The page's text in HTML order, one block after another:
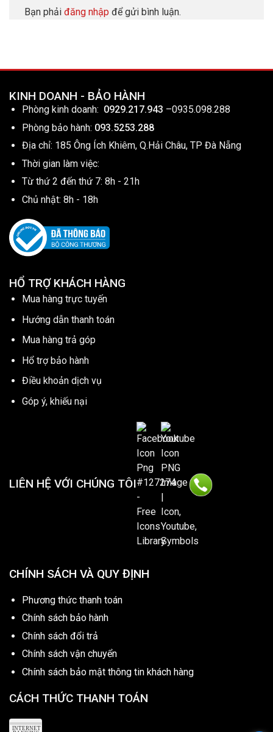
Bạn phải đăng nhập để gửi bình luận.
KINH DOANH - BẢO HÀNH
Phòng kinh doanh: 0929.217.943 –0935.098.288
Phòng bảo hành: 093.5253.288
Địa chỉ: 185 Ông Ích Khiêm, Q.Hải Châu, TP Đà Nẵng
Thời gian làm việc:
Từ thứ 2 đến thứ 7: 8h - 21h
Chủ nhật: 8h - 18h
HỔ TRỢ KHÁCH HÀNG
Mua hàng trực tuyến
Hướng dẫn thanh toán
Mua hàng trả góp
Hổ trợ bảo hành
Điều khoản dịch vụ
Góp ý, khiếu nại
LIÊN HỆ VỚI CHÚNG TÔI
CHÍNH SÁCH VÀ QUY ĐỊNH
Phương thức thanh toán
Chính sách bảo hành
Chính sách đổi trả
Chính sách vận chuyển
Chính sách bảo mật thông tin khách hàng
CÁCH THỨC THANH TOÁN